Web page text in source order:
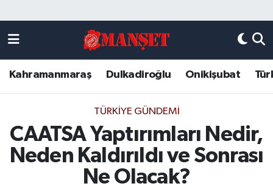
Kahramanmaraş Dulkadiroğlu Onikişubat
TÜRKIYE GÜNDEMI
CAATSA Yaptırımları Nedir,
Neden Kaldırıldı ve Sonrası
Ne Olacak?
DULKADİROĞLU
KAHRAMANMARAŞ
ONİKİŞUBAT
ÖZEL HABER
Kahramanmaraş Nöbetçi Eczaneler
Kahramanmaraş Hava Durumu
Kahramanmaraş Trafik Yoğunluk Haritası
Süper Lig Puan Durumu ve Fikstür
Tüm Manşetler